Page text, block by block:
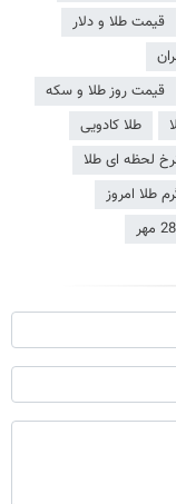
قیمت طلا و دلار
قیمت روز طلا و سکه
طلا کادویی
لحظه ای طلا
طلا امروز